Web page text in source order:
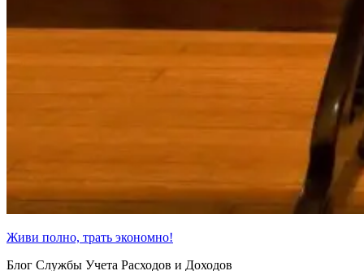
Живи полно, трать экономно!
Блог Службы Учета Расходов и Доходов